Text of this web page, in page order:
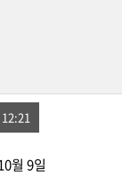
월 9일